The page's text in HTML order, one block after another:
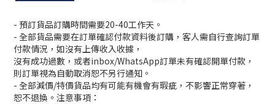
- 預訂貨品訂購時間需要20-40工作天。
- 全部貨品需要在訂單確認付款資料後訂購，客人需自行查詢訂單
付款情況，如沒有上傳收入收據，
沒有成功過數，或者inbox/WhatsApp訂單未有確認開單付款，
則訂單視為自動取消恕不另行通知。
- 全部減價/特價貨品均有可能有機會有瑕疵，不影響正常穿著，
恕不退換。注意事項：